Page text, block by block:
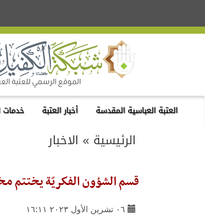
العتبة العباسية المقدسة أخبار العتبة خدمات
الرئيسية » الاخبار
قسم الشؤون الفكريّة يختتم
٠٦ تشرين الأول ٢٠٢٣ ١٦:١١